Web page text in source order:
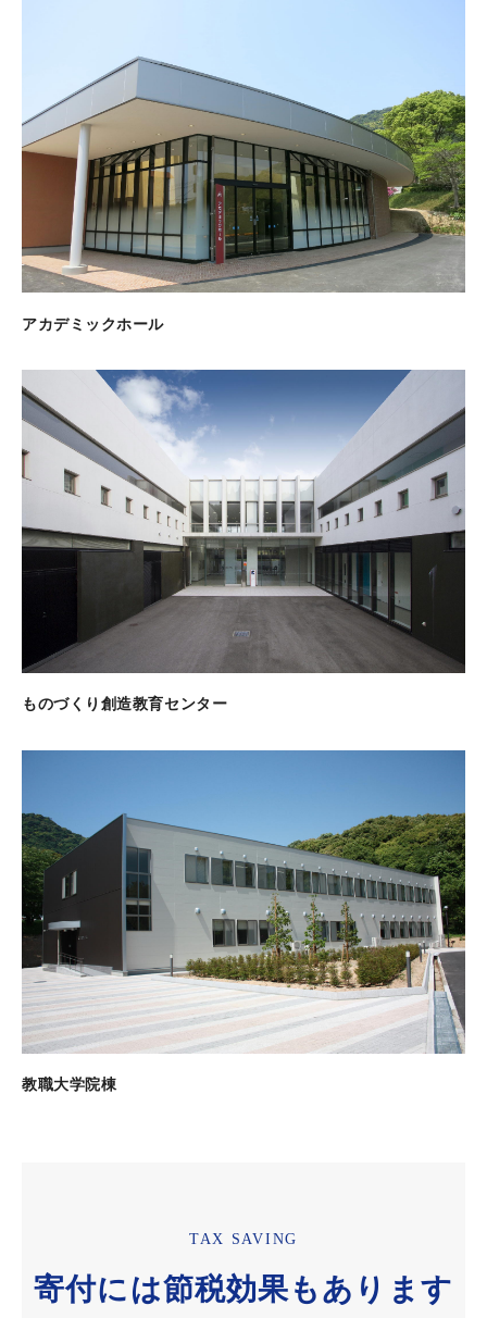
アカデミックホール
ものづくり創造教育センター
教職大学院棟
TAX SAVING
寄付には節税効果もあります